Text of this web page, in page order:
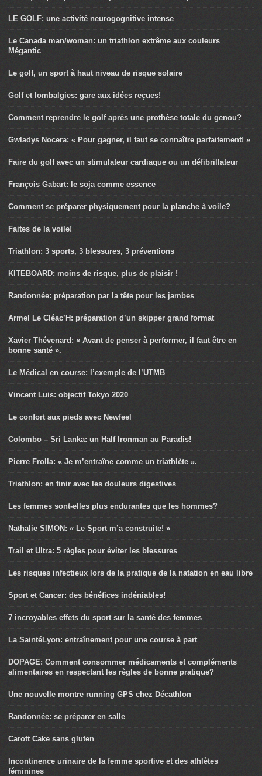
LE GOLF: une activité neurogognitive intense
Le Canada man/woman: un triathlon extrême aux couleurs
Mégantic
Le golf, un sport à haut niveau de risque solaire
Golf et lombalgies: gare aux idées reçues!
Comment reprendre le golf après une prothèse totale du genou?
Gwladys Nocera: « Pour gagner, il faut se connaître parfaitement! »
Faire du golf avec un stimulateur cardiaque ou un défibrillateur
François Gabart: le soja comme essence
Comment se préparer physiquement pour la planche à voile?
Faites de la voile!
Triathlon: 3 sports, 3 blessures, 3 préventions
KITEBOARD: moins de risque, plus de plaisir !
Randonnée: préparation par la tête pour les jambes
Armel Le Cléac’H: préparation d’un skipper grand format
Xavier Thévenard: « Avant de penser à performer, il faut être en
bonne santé ».
Le Médical en course: l’exemple de l’UTMB
Vincent Luis: objectif Tokyo 2020
Le confort aux pieds avec Newfeel
Colombo – Sri Lanka: un Half Ironman au Paradis!
Pierre Frolla: « Je m’entraîne comme un triathlète ».
Triathlon: en finir avec les douleurs digestives
Les femmes sont-elles plus endurantes que les hommes?
Nathalie SIMON: « Le Sport m’a construite! »
Trail et Ultra: 5 règles pour éviter les blessures
Les risques infectieux lors de la pratique de la natation en eau libre
Sport et Cancer: des bénéfices indéniables!
7 incroyables effets du sport sur la santé des femmes
La SaintéLyon: entraînement pour une course à part
DOPAGE: Comment consommer médicaments et compléments
alimentaires en respectant les règles de bonne pratique?
Une nouvelle montre running GPS chez Décathlon
Randonnée: se préparer en salle
Carott Cake sans gluten
Incontinence urinaire de la femme sportive et des athlètes
féminines